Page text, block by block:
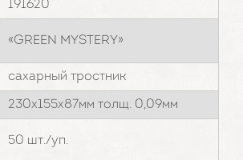
191620
«GREEN MYSTERY»
сахарный тростник
230х155х87мм толщ. 0,09мм
50 шт./уп.